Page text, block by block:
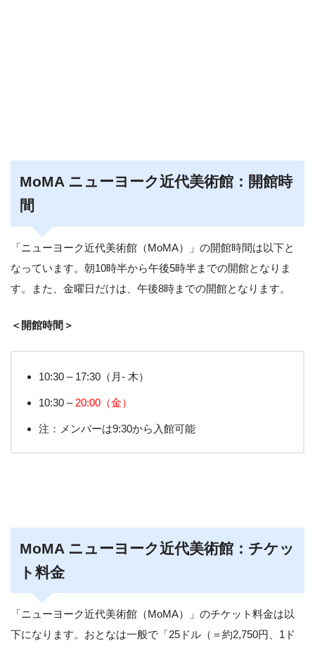
MoMA ニューヨーク近代美術館：開館時
間
「ニューヨーク近代美術館（MoMA）」の開館時間は以下と
なっています。朝10時半から午後5時半までの開館となりま
す。また、金曜日だけは、午後8時までの開館となります。
＜開館時間＞
10:30 – 17:30（月- 木）
10:30 – 20:00（金）
注：メンバーは9:30から入館可能
MoMA ニューヨーク近代美術館：チケッ
ト料金
「ニューヨーク近代美術館（MoMA）」のチケット料金は以
下になります。おとなは一般で「25ドル（＝約2,750円、1ド